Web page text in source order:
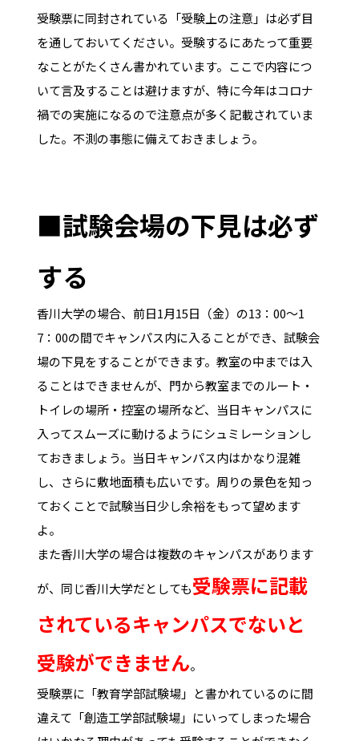
受験票に同封されている「受験上の注意」は必ず目
を通しておいてください。受験するにあたって重要
なことがたくさん書かれています。ここで内容につ
いて言及することは避けますが、特に今年はコロナ
禍での実施になるので注意点が多く記載されていま
した。不測の事態に備えておきましょう。
■試験会場の下見は必ず
する
香川大学の場合、前日1月15日（金）の13：00～1
7：00の間でキャンパス内に入ることができ、試験会
場の下見をすることができます。教室の中までは入
ることはできませんが、門から教室までのルート・
トイレの場所・控室の場所など、当日キャンパスに
入ってスムーズに動けるようにシュミレーションし
ておきましょう。当日キャンパス内はかなり混雑
し、さらに敷地面積も広いです。周りの景色を知っ
ておくことで試験当日少し余裕をもって望めます
よ。
また香川大学の場合は複数のキャンパスがあります
が、同じ香川大学だとしても受験票に記載
されているキャンパスでないと
受験ができません。
受験票に「教育学部試験場」と書かれているのに間
違えて「創造工学部試験場」にいってしまった場合